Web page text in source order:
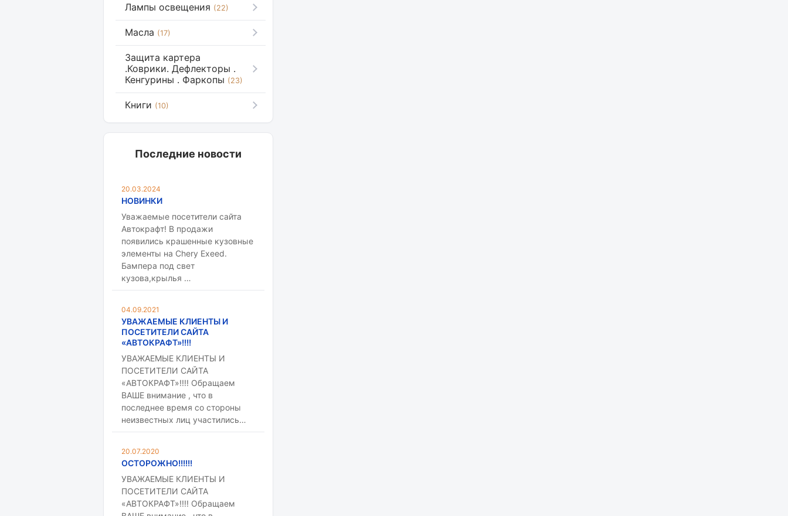
Лампы освещения (22)
Масла (17)
Защита картера
.Коврики. Дефлекторы .
Кенгурины . Фаркопы (23)
Книги (10)
Последние новости
20.03.2024
НОВИНКИ
Уважаемые посетители сайта
Автокрафт! В продажи
появились крашенные кузовные
элементы на Chery Exeed.
Бампера под свет
кузова,крылья …
04.09.2021
УВАЖАЕМЫЕ КЛИЕНТЫ И
ПОСЕТИТЕЛИ САЙТА
«АВТОКРАФТ»!!!!
УВАЖАЕМЫЕ КЛИЕНТЫ И
ПОСЕТИТЕЛИ САЙТА
«АВТОКРАФТ»!!!! Обращаем
ВАШЕ внимание , что в
последнее время со стороны
неизвестных лиц участились…
20.07.2020
ОСТОРОЖНО!!!!!!
УВАЖАЕМЫЕ КЛИЕНТЫ И
ПОСЕТИТЕЛИ САЙТА
«АВТОКРАФТ»!!!! Обращаем